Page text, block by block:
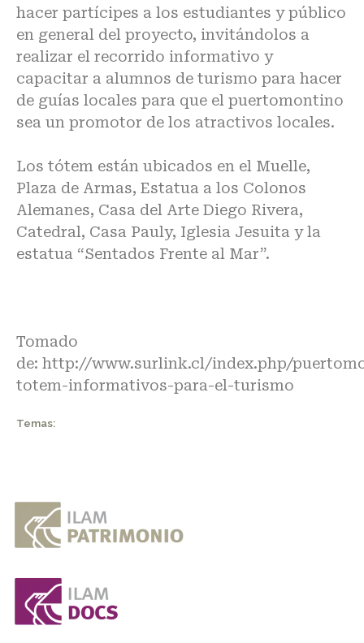
hacer partícipes a los estudiantes y público
en general del proyecto, invitándolos a
realizar el recorrido informativo y
capacitar a alumnos de turismo para hacer
de guías locales para que el puertomontino
sea un promotor de los atractivos locales.
Los tótem están ubicados en el Muelle,
Plaza de Armas, Estatua a los Colonos
Alemanes, Casa del Arte Diego Rivera,
Catedral, Casa Pauly, Iglesia Jesuita y la
estatua “Sentados Frente al Mar”.
Tomado
de: http://www.surlink.cl/index.php/
totem-informativos-para-el-turismo
Temas: